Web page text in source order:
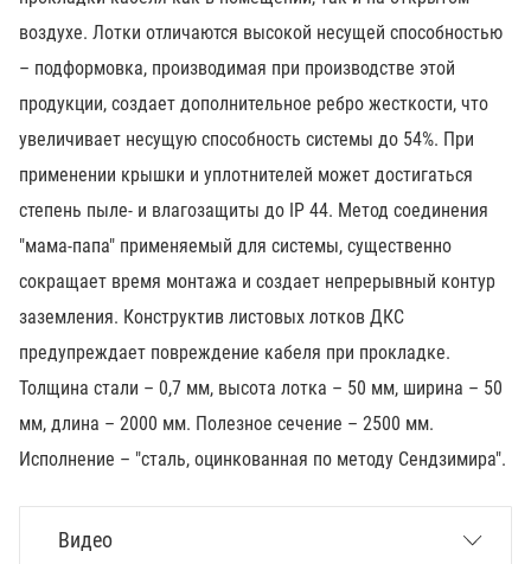
воздухе. Лотки отличаются высокой несущей способностью
– подформовка, производимая при производстве этой
продукции, создает дополнительное ребро жесткости, что
увеличивает несущую способность системы до 54%. При
применении крышки и уплотнителей может достигаться
степень пыле- и влагозащиты до IP 44. Метод соединения
"мама-папа" применяемый для системы, существенно
сокращает время монтажа и создает непрерывный контур
заземления. Конструктив листовых лотков ДКС
предупреждает повреждение кабеля при прокладке.
Толщина стали – 0,7 мм, высота лотка – 50 мм, ширина – 50
мм, длина – 2000 мм. Полезное сечение – 2500 мм.
Исполнение – "сталь, оцинкованная по методу Сендзимира".
Видео